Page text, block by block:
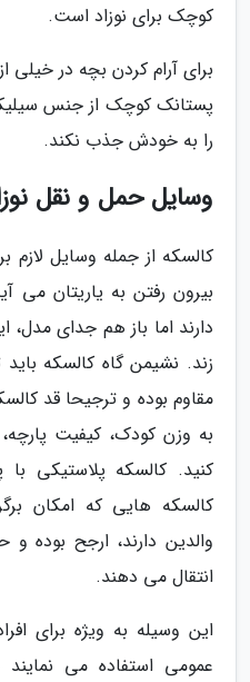
کوچک برای نوزاد است.
برای آرام کردن بچه در خیلی
پستانک کوچک از جنس
را به خودش جذب نکند.
وسایل حمل و نقل
کالسکه از جمله وسایل
بیرون رفتن به یاریتان می
دارند اما باز هم جدای
زند. نشیمن گاه کالسکه
مقاوم بوده و ترجیحا قد
به وزن کودک، کیفیت
کنید. کالسکه پلاستیکی
کالسکه هایی که امکان
والدین دارند، ارجح
انتقال می دهند.
این وسیله به ویژه برای
عمومی استفاده می